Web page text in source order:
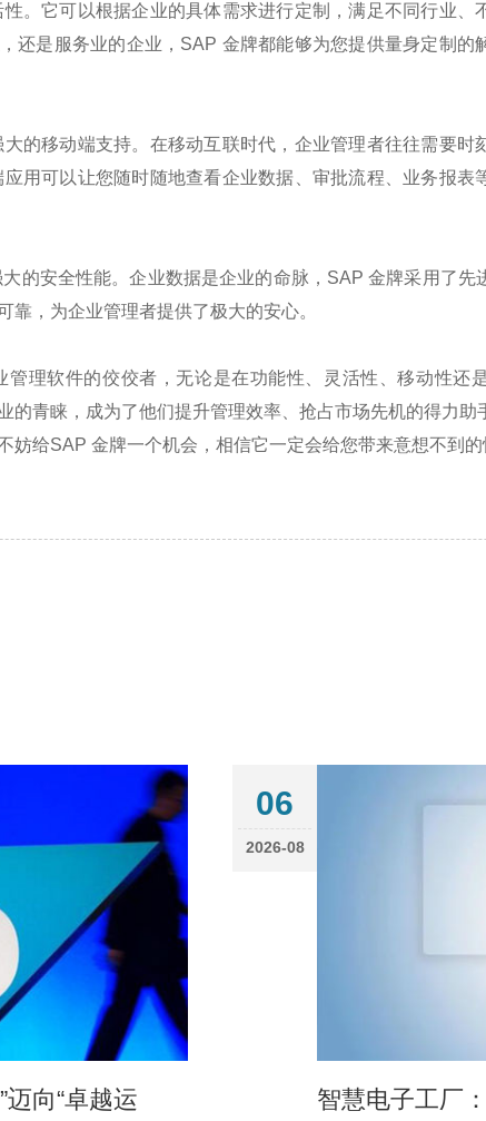
。它可以根据企业的具体需求进行定制，满足不同行业、
还是服务业的企业， SAP 金牌都能够为您提供量身定制的
的移动端支持。在移动互联时代，企业管理者往往需要时
用可以让您随时随地查看企业数据、审批流程、业务报表
的安全性能。企业数据是企业的命脉， SAP金牌采用了先
靠，为企业管理者提供了极大的安心。
管理软件的佼佼者，无论是在功能性、灵活性、移动性还
的青睐，成为了他们提升管理效率、抢占市场先机的得力助
妨给SAP 金牌一个机会，相信它一定会给您带来意想不到的
向“卓越运
06
2026-08
智慧电子工厂